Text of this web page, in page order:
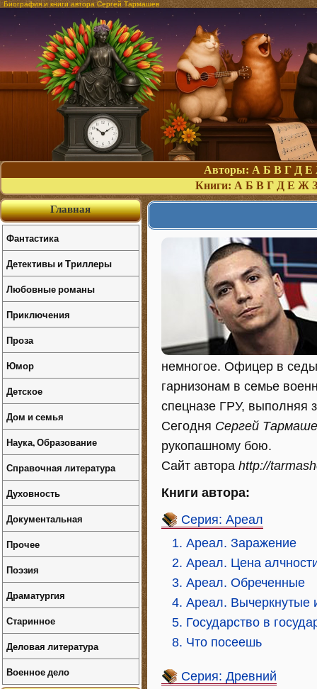
Биография и книги автора Сергей Тармашев
Авторы: А Б В Г Д Е
Книги: А Б В Г Д Е Ж З
немногое. Офицер в
гарнизонам в семье
спецназе ГРУ, выполняя
Сегодня Сергей
рукопашному бою.
Сайт автора http://
Книги автора:
Серия: Ареал
1. Ареал. Заражение
2. Ареал. Цена
3. Ареал. Обреченные
4. Ареал. Вычеркнутые
5. Государство в
8. Что посеешь
Серия: Древний
Главная
Фантастика
Детективы и Триллеры
Любовные романы
Приключения
Проза
Юмор
Детское
Дом и семья
Наука, Образование
Справочная литература
Духовность
Документальная
Прочее
Поэзия
Драматургия
Старинное
Деловая литература
Военное дело